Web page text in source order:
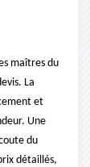
maîtres du
La
et
Une
du
détaillés,